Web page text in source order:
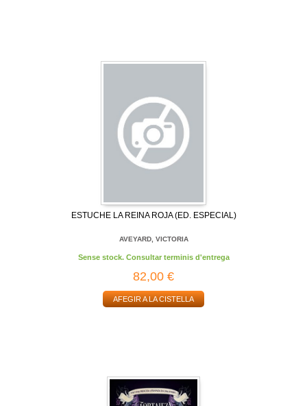
ESTUCHE LA REINA ROJA (ED. ESPECIAL)
AVEYARD, VICTORIA
Sense stock. Consultar terminis d'entrega
82,00 €
AFEGIR A LA CISTELLA